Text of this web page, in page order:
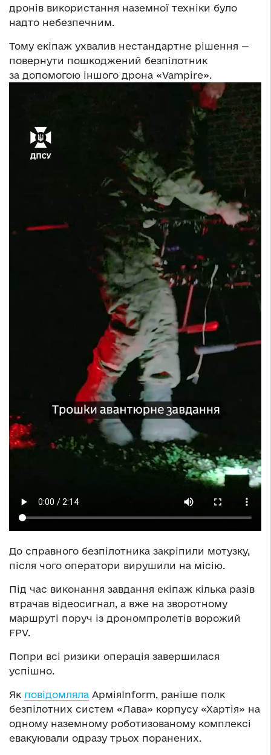
дронів використання наземної техніки було
надто небезпечним.
Тому екіпаж ухвалив нестандартне рішення —
повернути пошкоджений безпілотник
за допомогою іншого дрона «Vampire».
До справного безпілотника закріпили мотузку,
після чого оператори вирушили на місію.
Під час виконання завдання екіпаж кілька разів
втрачав відеосигнал, а вже на зворотному
маршруті поруч із дрономпролетів ворожий
FPV.
Попри всі ризики операція завершилася
успішно.
Як повідомляла АрміяInform, раніше полк
безпілотних систем «Лава» корпусу «Хартія» на
одному наземному роботизованому комплексі
евакуювали одразу трьох поранених.